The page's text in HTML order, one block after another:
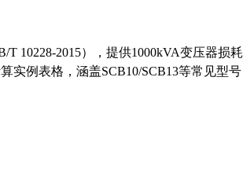
10228-2015），提供1000kVA变压器损耗
实例表格，涵盖SCB10/SCB13等常见型号